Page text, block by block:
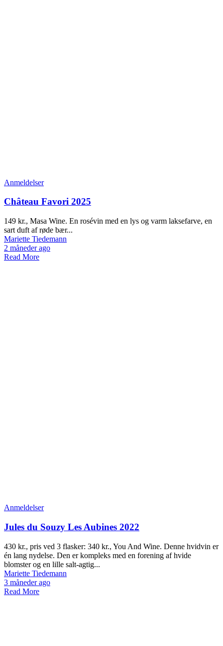
Anmeldelser
Château Favori 2025
149 kr., Masa Wine. En rosévin med en lys og varm laksefarve, en
sart duft af røde bær...
Mariette Tiedemann
2 måneder ago
Read More
Anmeldelser
Jules du Souzy Les Aubines 2022
430 kr., pris ved 3 flasker: 340 kr., You And Wine. Denne hvidvin er
én lang nydelse. Den er kompleks med en forening af hvide
blomster og en lille salt-agtig...
Mariette Tiedemann
3 måneder ago
Read More